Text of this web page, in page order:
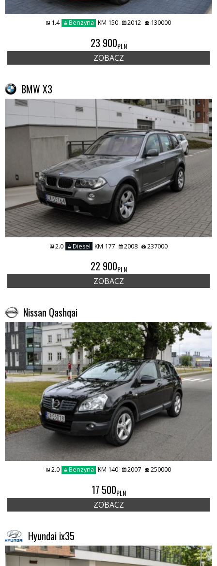
1.4 Benzyna KM 150 2012 130000
23 900PLN
ZOBACZ
BMW X3
2.0 Diesel KM 177 2008 237000
22 900PLN
ZOBACZ
Nissan Qashqai
2.0 Benzyna KM 140 2007 250000
17 500PLN
ZOBACZ
Hyundai ix35